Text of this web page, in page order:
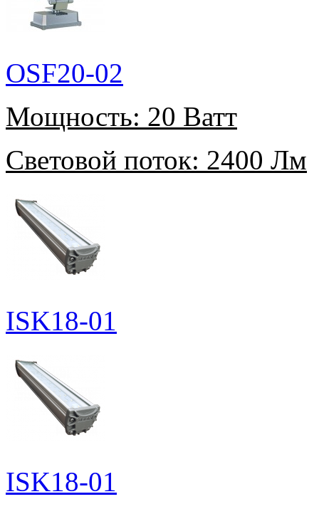
OSF20-02
Мощность: 20 Ватт
Световой поток: 2400 Лм
ISK18-01
ISK18-01